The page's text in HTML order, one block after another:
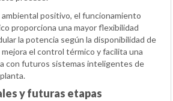
positivo, el funcionamiento
proporciona una mayor flexibilidad
la potencia según la disponibilidad de
el control térmico y facilita una
con futuros sistemas inteligentes de
y futuras etapas